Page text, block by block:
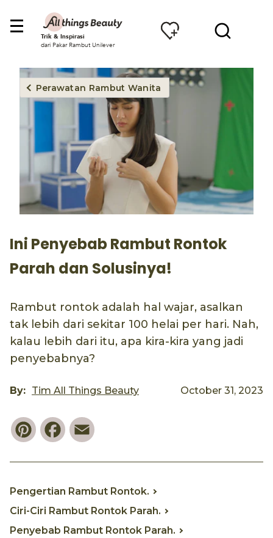
Trik & Inspirasi
dari Pakar Rambut Unilever
Perawatan Rambut Wanita
Ini Penyebab Rambut Rontok
Parah dan Solusinya!
Rambut rontok adalah hal wajar, asalkan
tak lebih dari sekitar 100 helai per hari. Nah,
kalau lebih dari itu, apa kira-kira yang jadi
penyebabnya?
By: Tim All Things Beauty October 31, 2023
PinterestFacebook
Pengertian Rambut Rontok.
Ciri-Ciri Rambut Rontok Parah.
Penyebab Rambut Rontok Parah.